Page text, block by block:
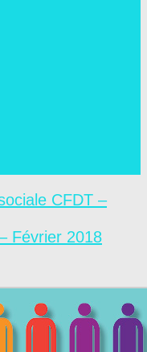
CFDT –
Février 2018